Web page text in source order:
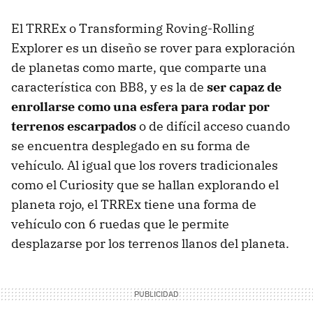
El TRREx o Transforming Roving-Rolling
Explorer es un diseño se rover para exploración
de planetas como marte, que comparte una
característica con BB8, y es la de ser capaz de
enrollarse como una esfera para rodar por
terrenos escarpadoso de difícil acceso cuando
se encuentra desplegado en su forma de
vehículo. Al igual que los rovers tradicionales
como el Curiosity que se hallan explorando el
planeta rojo, el TRREx tiene una forma de
vehículo con 6 ruedas que le permite
desplazarse por los terrenos llanos del planeta.